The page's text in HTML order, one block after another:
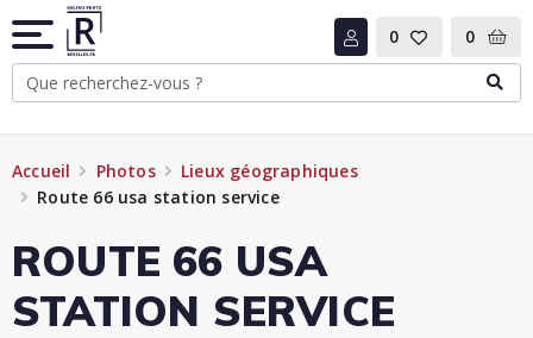
0 0
Accueil Photos
Lieux géographiques
Route 66 usa station service
ROUTE 66 USA
STATION SERVICE